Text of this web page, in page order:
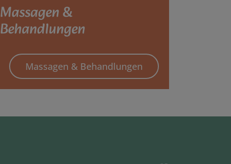
Massagen &
Behandlungen
Massagen & Behandlungen